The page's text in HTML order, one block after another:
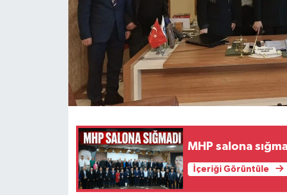
MHP salona
İçeriği Görüntüle